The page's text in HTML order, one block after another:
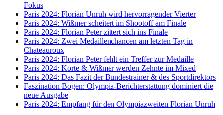
Fokus
Paris 2024: Florian Unruh wird hervorragender Vierter
Paris 2024: Wißmer scheitert im Shootoff am Finale
Paris 2024: Florian Peter zittert sich ins Finale
Paris 2024: Zwei Medaillenchancen am letzten Tag in
Chateauroux
Paris 2024: Florian Peter fehlt ein Treffer zur Medaille
Paris 2024: Korte & Wißmer werden Zehnte im Mixed
Paris 2024: Das Fazit der Bundestrainer & des Sportdirektors
Faszination Bogen: Olympia-Berichterstattung dominiert die
neue Ausgabe
Paris 2024: Empfang für den Olympiazweiten Florian Unruh